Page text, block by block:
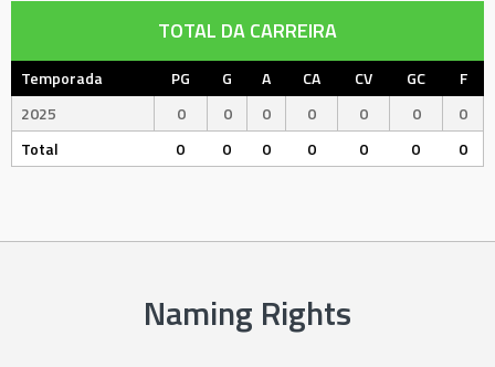
TOTAL DA CARREIRA
Temporada PG G A CA CV GC
F
2025
0 0 0 0 0 0
0
Total
0 0 0 0 0 0 0
Naming Rights